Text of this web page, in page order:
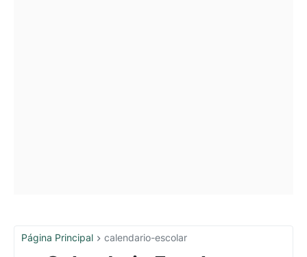
Página Principal calendario-escolar